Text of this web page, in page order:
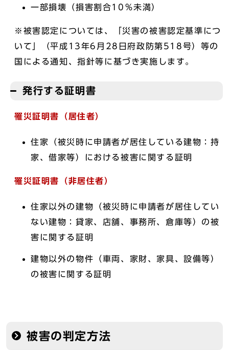
一部損壊（損害割合10％未満）
※被害認定については、「災害の被害認定基準につ
いて」（平成13年6月28日府政防第518号）等の
国による通知、指針等に基づき実施します。
発行する証明書
罹災証明書（居住者）
住家（被災時に申請者が居住している建物：持
家、借家等）における被害に関する証明
罹災証明書（非居住者）
住家以外の建物（被災時に申請者が居住してい
ない建物：貸家、店舗、事務所、倉庫等）の被
害に関する証明
建物以外の物件（車両、家財、家具、設備等）
の被害に関する証明
被害の判定方法